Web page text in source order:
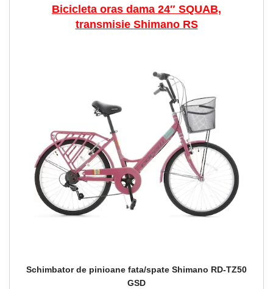
Bicicleta oras dama 24″ SQUAB,
transmisie Shimano RS
Schimbator de pinioane fata/spate Shimano RD-TZ50
GSD